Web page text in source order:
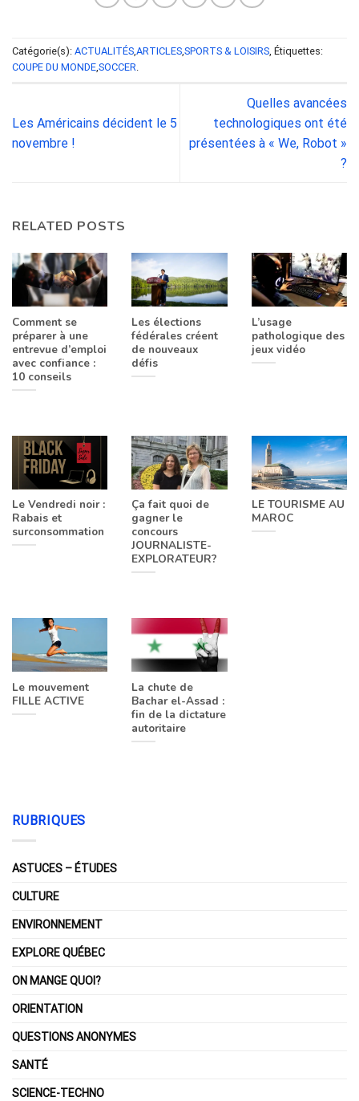
Catégorie(s): ACTUALITÉS,ARTICLES,SPORTS & LOISIRS, Étiquettes:
COUPE DU MONDE,SOCCER.
Les Américains décident le 5
novembre !
Quelles avancées
technologiques ont été
présentées à « We, Robot »
?
RELATED POSTS
Comment se
préparer à une
entrevue d’emploi
avec confiance :
10 conseils
Les élections
fédérales créent
de nouveaux
défis
L’usage
pathologique des
jeux vidéo
Le Vendredi noir :
Rabais et
surconsommation
Ça fait quoi de
gagner le
concours
JOURNALISTE-
EXPLORATEUR?
LE TOURISME AU
MAROC
Le mouvement
FILLE ACTIVE
La chute de
Bachar el-Assad :
fin de la dictature
autoritaire
RUBRIQUES
ASTUCES – ÉTUDES
CULTURE
ENVIRONNEMENT
EXPLORE QUÉBEC
ON MANGE QUOI?
ORIENTATION
QUESTIONS ANONYMES
SANTÉ
SCIENCE-TECHNO